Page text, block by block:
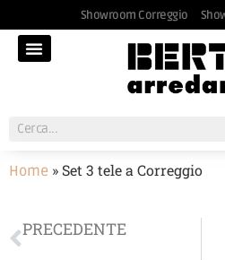
Showroom Correggio
Home » Set 3 tele a Correggio
PRECEDENTE